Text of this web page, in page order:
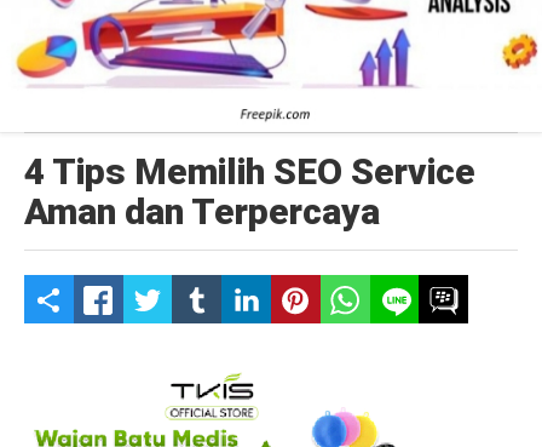
4 Tips Memilih SEO Service
Aman dan Terpercaya
S